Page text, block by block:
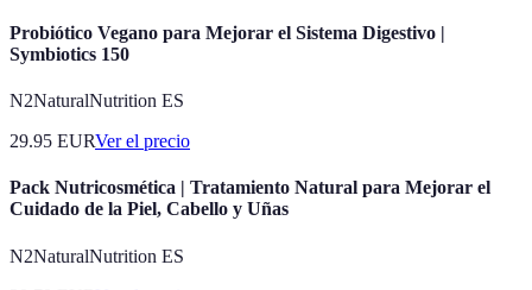
Probiótico Vegano para Mejorar el Sistema Digestivo |
Symbiotics 150
N2NaturalNutrition ES
29.95 EURVer el precio
Pack Nutricosmética | Tratamiento Natural para Mejorar el
Cuidado de la Piel, Cabello y Uñas
N2NaturalNutrition ES